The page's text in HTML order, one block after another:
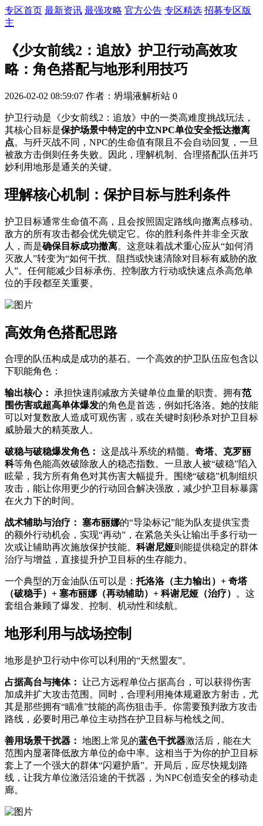
专区首页 最新资讯 最强攻略 官方公告 专区精选 招募专区版
主
《少女前线2：追放》护卫行动高效攻
略：角色搭配与地形利用技巧
2026-02-02 08:59:07 作者：坍塌液解析站 0
护卫行动是《少女前线2：追放》中的一类高难度挑战玩法，
其核心目标是保护场景中特定的中立NPC单位安全抵达撤离
点。与歼灭战不同，NPC的生命值有限且不会自动回复，一旦
被敌方击倒则任务失败。因此，理解机制、合理搭配队伍并巧
妙利用地形是通关的关键。
理解核心机制：保护目标与胜利条件
护卫目标通常生命值不高，且会按照固定路线向撤离点移动。
敌方的所有攻击都会优先锁定它。你的胜利条件并非全灭敌
人，而是确保目标成功撤离。这意味着战术重心应从“如何消
灭敌人”转变为“如何干扰、阻挡或快速清除对目标有威胁的敌
人”。任何能减少目标承伤、控制敌方行动或快速点杀高危单
位的手段都至关重要。
高效角色搭配思路
合理的队伍构成是成功的基石。一个高效的护卫队伍应包含以
下职能角色：
输出核心： 承担快速削减敌方关键单位血量的职责。拥有范
围伤害或超高单体爆发的角色是首选，例如托洛洛。她的技能
可以对复数敌人造成可观伤害，或在关键时刻秒杀对护卫目标
威胁最大的精英敌人。
破稳与破稳爆发角色： 这是战斗系统的精髓。 奇塔、克罗丽
科等角色能高效破除敌人的稳态指数。一旦敌人被“破稳”陷入
眩晕，我方所有角色对其伤害大幅提升。围绕“破稳”机制组织
攻击，能让你用更少的行动回合解决强敌，减少护卫目标暴露
在火力下的时间。
战术辅助与治疗： 塞布丽娜的“导染标记”能为队友提供宝贵
的额外行动机会，实现“再动”，在紧急关头让输出手多行动一
次或让辅助再次施放保护技能。 科谢尼娅则能提供稳定的群体
治疗与增益，直接提升护卫目标的生存能力。
一个典型的万金油队伍可以是：托洛洛（主力输出）+ 奇塔
（破稳手）+ 塞布丽娜（再动辅助）+ 科谢尼娅（治疗） 。这
套组合兼顾了爆发、控制、机动性和续航。
地形利用与战场控制
地形是护卫行动中你可以利用的“天然盟友”。
占据高台与掩体： 让己方远程单位占据高台，可以获得伤害
加成并扩大攻击范围。同时，合理利用掩体规避敌方射击，尤
其是那些拥有“瞄准”技能的高伤狙击手。你需要预判敌方攻击
路线，必要时用己单位主动挡在护卫目标与枪线之间。
善用场景干扰器： 地图上常见的蓝色干扰器激活后，能在大
范围内显著降低敌方单位的命中率。这相当于为你的护卫目标
套上了一个强大的群体“闪避护盾”。开局后，应尽快规划路
线，让我方单位激活沿途的干扰器，为NPC创造安全的移动走
廊。